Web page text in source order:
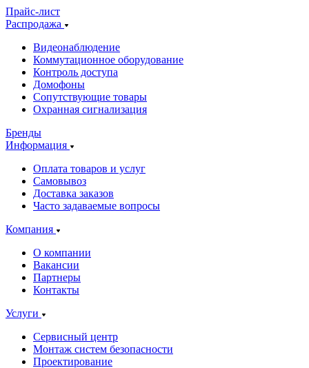
Прайс-лист
Распродажа
Видеонаблюдение
Коммутационное оборудование
Контроль доступа
Домофоны
Сопутствующие товары
Охранная сигнализация
Бренды
Информация
Оплата товаров и услуг
Самовывоз
Доставка заказов
Часто задаваемые вопросы
Компания
О компании
Вакансии
Партнеры
Контакты
Услуги
Сервисный центр
Монтаж систем безопасности
Проектирование